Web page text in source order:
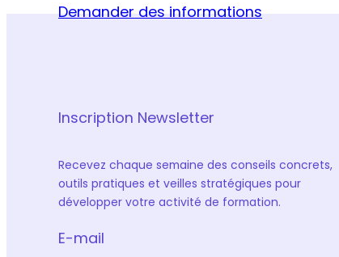
Demander des informations
Inscription Newsletter
Recevez chaque semaine des conseils concrets,
outils pratiques et veilles stratégiques pour
développer votre activité de formation.
E-mail